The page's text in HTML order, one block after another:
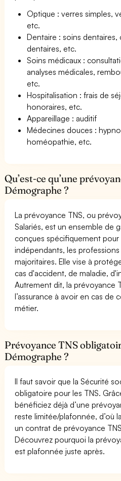
Optique : verres simples,
etc.
Dentaire : soins
dentaires, etc.
Soins médicaux :
analyses médicales,
etc.
Hospitalisation : frais de
honoraires, etc.
Appareillage : auditif
Médecines douces :
homéopathie, etc.
Qu’est-ce qu’une
Démographe ?
La prévoyance TNS, ou
Salariés, est un ensemble de
conçues spécifiquement pour
indépendants, les
majoritaires. Elle vise à
cas d'accident, de maladie,
Autrement dit, la prévoyance
l’assurance à avoir en cas de
métier.
Prévoyance TNS
Démographe ?
Il faut savoir que la Sécurité
obligatoire pour les TNS.
bénéficiez déjà d’une
reste limitée/plafonnée, d’où
un contrat de prévoyance
Découvrez pourquoi la
est plafonnée juste après.